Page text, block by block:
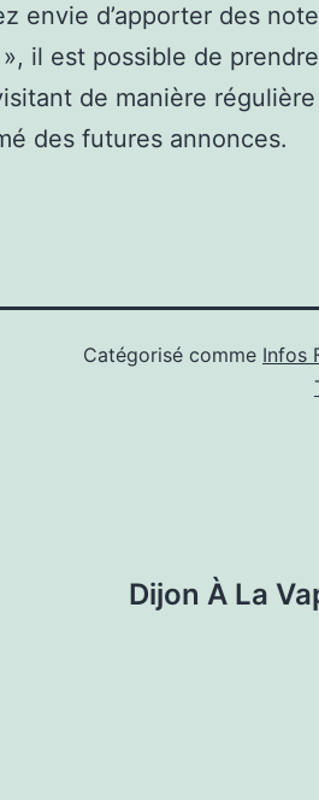
envie d’apporter des
il est possible de prendre
de manière
des futures annonces.
Catégorisé comme Infos
Dijon À La